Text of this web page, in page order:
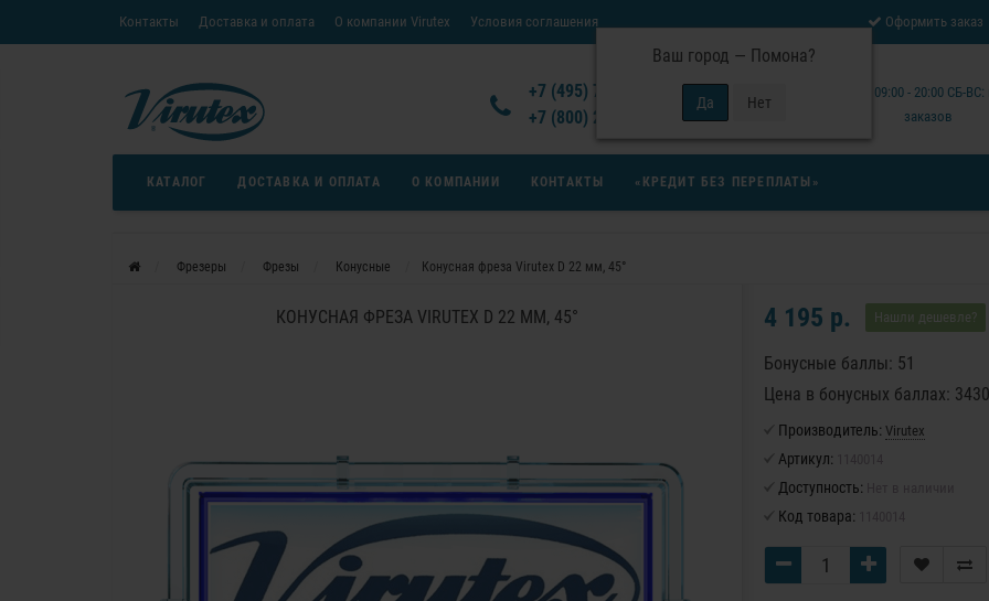
Условия соглашения
О компании Virutex
Доставка и оплата
Контакты
Условия возврата товара
Ваш город — Помона?
Оформить заказ
+7 (495) 777-14-94
+7 (800) 200-15-94
Будни: 09:00 - 20:00 СБ-
заказов
КАТАЛОГ ДОСТАВКА И ОПЛАТА О КОМПАНИИ КОНТАКТЫ «КРЕДИТ БЕЗ ПЕРЕПЛАТЫ»
Фрезеры Фрезы Конусные Конусная фреза Virutex D 22 мм, 45°
КОНУСНАЯ ФРЕЗА VIRUTEX D 22 ММ, 45° 4 195 р. Нашли дешевле?
Бонусные баллы: 51
Цена в бонусных баллах: 3430
Производитель: Virutex
Артикул:
Доступность:
Код товара: